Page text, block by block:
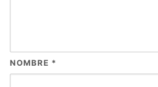
NOMBRE *